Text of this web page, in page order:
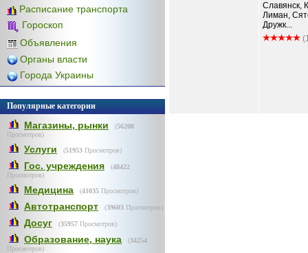
Расписание транспорта
Гороскоп
Объявления
Органы власти
Города Украины
Популярные категории
Магазины, рынки (56208
Просмотров)
Услуги (51953 Просмотров)
Гос. учреждения (48422
Просмотров)
Медицина (41035 Просмотров)
Автотранспорт (39603 Просмотров)
Досуг (35957 Просмотров)
Образование, наука (34254
Просмотров)
Славянск,
Лиман,
Дружк...